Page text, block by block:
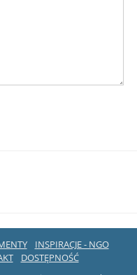
INSPIRACJE - NGO
DOSTĘPNOŚĆ